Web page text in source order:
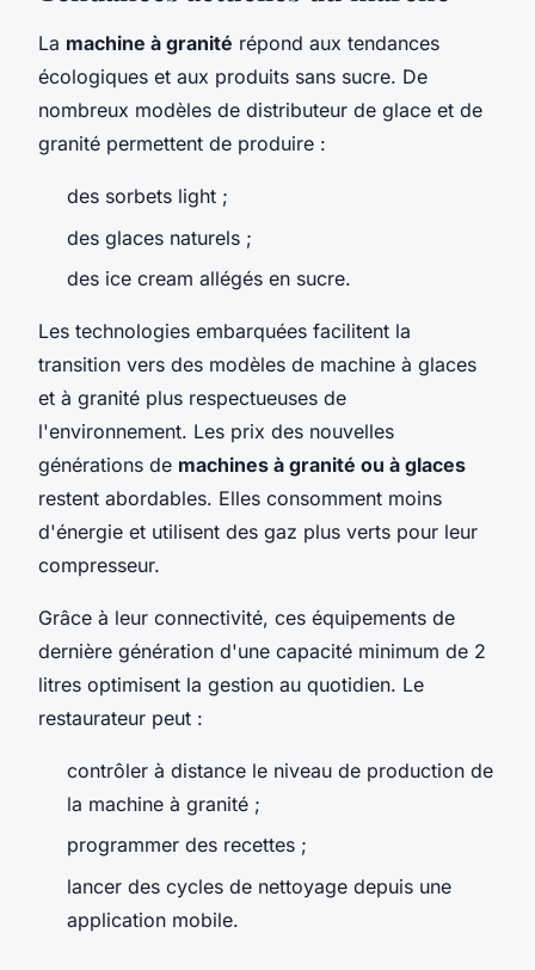
La machine à granité répond aux tendances
écologiques et aux produits sans sucre. De
nombreux modèles de distributeur de glace et de
granité permettent de produire :
des sorbets light ;
des glaces naturels ;
des ice cream allégés en sucre.
Les technologies embarquées facilitent la
transition vers des modèles de machine à glaces
et à granité plus respectueuses de
l'environnement. Les prix des nouvelles
générations de machines à granité ou à glaces
restent abordables. Elles consomment moins
d'énergie et utilisent des gaz plus verts pour leur
compresseur.
Grâce à leur connectivité, ces équipements de
dernière génération d'une capacité minimum de 2
litres optimisent la gestion au quotidien. Le
restaurateur peut :
contrôler à distance le niveau de production de
la machine à granité ;
programmer des recettes ;
lancer des cycles de nettoyage depuis une
application mobile.